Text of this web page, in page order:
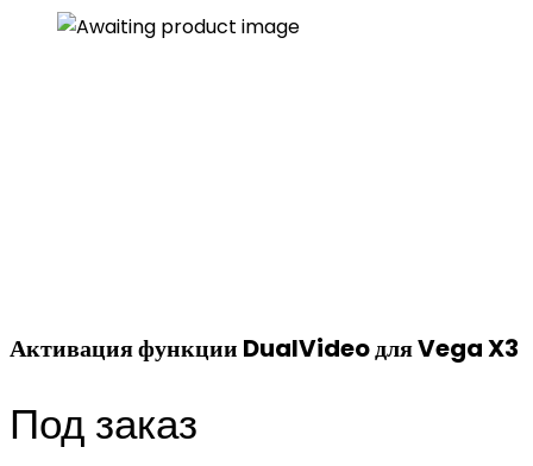
Активация функции DualVideo для Vega X3
Под заказ